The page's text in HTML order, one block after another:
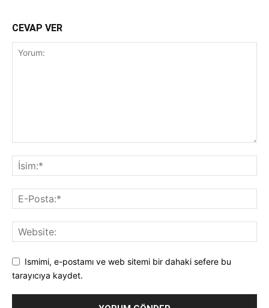
CEVAP VER
Ismimi, e-postamı ve web sitemi bir dahaki sefere bu
tarayıcıya kaydet.